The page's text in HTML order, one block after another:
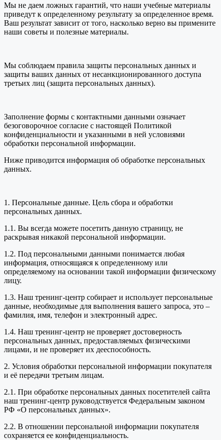
Мы не даем ложных гарантий, что наши учебные материалы
приведут к определенному результату за определенное время.
Ваш результат зависит от того, насколько верно вы примените
наши советы и полезные материалы.
Мы соблюдаем правила защиты персональных данных и
защиты ваших данных от несанкционированного доступа
третьих лиц (защита персональных данных).
Заполнение формы с контактными данными означает
безоговорочное согласие с настоящей Политикой
конфиденциальности и указанными в ней условиями
обработки персональной информации.
Ниже приводится информация об обработке персональных
данных.
1. Персональные данные. Цель сбора и обработки
персональных данных.
1.1. Вы всегда можете посетить данную страницу, не
раскрывая никакой персональной информации.
1.2. Под персональными данными понимается любая
информация, относящаяся к определенному или
определяемому на основании такой информации физическому
лицу.
1.3. Наш тренинг-центр собирает и использует персональные
данные, необходимые для выполнения вашего запроса, это –
фамилия, имя, телефон и электронный адрес.
1.4. Наш тренинг-центр не проверяет достоверность
персональных данных, предоставляемых физическими
лицами, и не проверяет их дееспособность.
2. Условия обработки персональной информации покупателя
и её передачи третьим лицам.
2.1. При обработке персональных данных посетителей сайта
наш тренинг-центр руководствуется Федеральным законом
РФ «О персональных данных».
2.2. В отношении персональной информации покупателя
сохраняется ее конфиденциальность.